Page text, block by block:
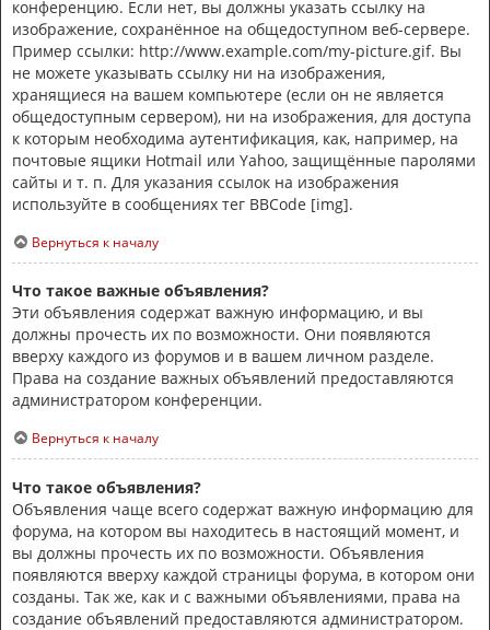
конференцию. Если нет, вы должны указать ссылку на
изображение, сохранённое на общедоступном веб-сервере.
Пример ссылки: http://www.example.com/my-picture.gif. Вы
не можете указывать ссылку ни на изображения,
хранящиеся на вашем компьютере (если он не является
общедоступным сервером), ни на изображения, для доступа
к которым необходима аутентификация, как, например, на
почтовые ящики Hotmail или Yahoo, защищённые паролями
сайты и т. п. Для указания ссылок на изображения
используйте в сообщениях тег BBCode [img].
Вернуться к началу
Что такое важные объявления?
Эти объявления содержат важную информацию, и вы
должны прочесть их по возможности. Они появляются
вверху каждого из форумов и в вашем личном разделе.
Права на создание важных объявлений предоставляются
администратором конференции.
Вернуться к началу
Что такое объявления?
Объявления чаще всего содержат важную информацию для
форума, на котором вы находитесь в настоящий момент, и
вы должны прочесть их по возможности. Объявления
появляются вверху каждой страницы форума, в котором они
созданы. Так же, как и с важными объявлениями, права на
создание объявлений предоставляются администратором.